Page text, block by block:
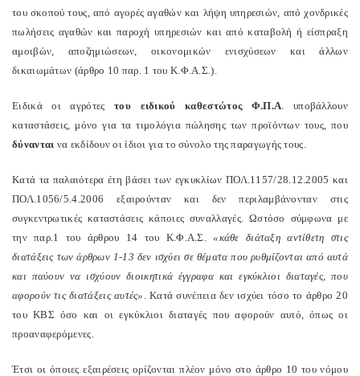
του σκοπού τους, από αγορές αγαθών και λήψη υπηρεσιών, από χονδρικές
πωλήσεις αγαθών και παροχή υπηρεσιών και από καταβολή ή είσπραξη
αμοιβών, αποζημιώσεων, οικονομικών ενισχύσεων και άλλων
δικαιωμάτων (άρθρο 10 παρ. 1 του Κ.Φ.Α.Σ.).
Ειδικά οι αγρότεςτου ειδικού καθεστώτος Φ.Π.Α. υποβάλλουν
καταστάσεις, μόνο για τα τιμολόγια πώλησης των προϊόντων τους, που
δύνανται να εκδίδουν οι ίδιοι για το σύνολο της παραγωγής τους.
Κατά τα παλαιότερα έτη βάσει των εγκυκλίων ΠΟΛ.1157/28.12.2005 και
ΠΟΛ.1056/5.4.2006 εξαιρούνταν και δεν περιλαμβάνονταν στις
συγκεντρωτικές καταστάσεις κάποιες συναλλαγές. Ωστόσο σύμφωνα με
την παρ.1 του άρθρου 14 του Κ.Φ.Α.Σ.«κάθε διάταξη αντίθετη στις
διατάξεις των άρθρων 1-13 δεν ισχύει σε θέματα που ρυθμίζονται από αυτά
και παύουν να ισχύουν διοικητικά έγγραφα και εγκύκλιοι διαταγές, που
αφορούν τις διατάξεις αυτές» . Κατά συνέπεια δεν ισχύει τόσο το άρθρο 20
του ΚΒΣ όσο και οι εγκύκλιοι διαταγές που αφορούν αυτό, όπως οι
προαναφερόμενες.
Έτσι οι όποιες εξαιρέσεις ορίζονται πλέον μόνο στο άρθρο 10 του νόμου